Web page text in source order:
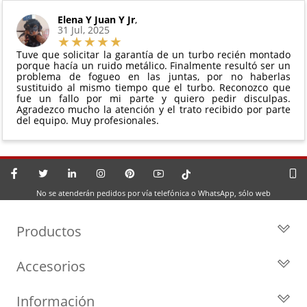
Elena Y Juan Y Jr,
31 Jul, 2025
Tuve que solicitar la garantía de un turbo recién montado
porque hacía un ruido metálico. Finalmente resultó ser un
problema de fogueo en las juntas, por no haberlas
sustituido al mismo tiempo que el turbo. Reconozco que
fue un fallo por mi parte y quiero pedir disculpas.
Agradezco mucho la atención y el trato recibido por parte
del equipo. Muy profesionales.
No se atenderán pedidos por vía telefónica o WhatsApp, sólo web
Productos
Turbos por Marca
Accesorios
Información